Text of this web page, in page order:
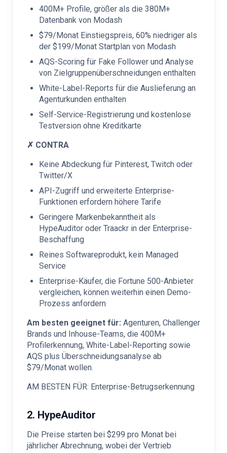
400M+ Profile, größer als die 380M+
Datenbank von Modash
$79/Monat Einstiegspreis, 60% niedriger als
der $199/Monat Startplan von Modash
AQS-Scoring für Fake Follower und Analyse
von Zielgruppenüberschneidungen enthalten
White-Label-Reports für die Auslieferung an
Agenturkunden enthalten
Self-Service-Registrierung und kostenlose
Testversion ohne Kreditkarte
✗ CONTRA
Keine Abdeckung für Pinterest, Twitch oder
Twitter/X
API-Zugriff und erweiterte Enterprise-
Funktionen erfordern höhere Tarife
Geringere Markenbekanntheit als
HypeAuditor oder Traackr in der Enterprise-
Beschaffung
Reines Softwareprodukt, kein Managed
Service
Enterprise-Käufer, die Fortune 500-Anbieter
vergleichen, können weiterhin einen Demo-
Prozess anfordern
Am besten geeignet für: Agenturen, Challenger
Brands und Inhouse-Teams, die 400M+
Profilerkennung, White-Label-Reporting sowie
AQS plus Überschneidungsanalyse ab
$79/Monat wollen.
AM BESTEN FÜR: Enterprise-Betrugserkennung
2. HypeAuditor
Die Preise starten bei $299 pro Monat bei
jährlicher Abrechnung, wobei der Vertrieb